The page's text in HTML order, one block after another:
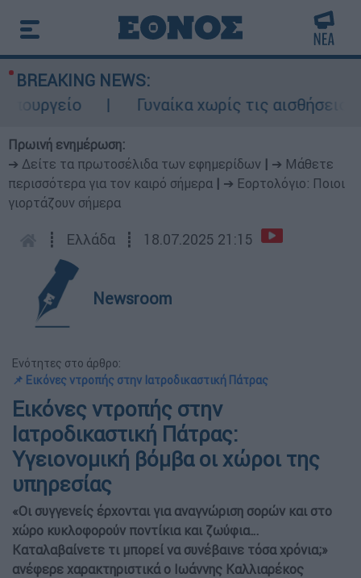
BREAKING NEWS:
Γυναίκα χωρίς τις αισθήσεις
Πρωινή ενημέρωση:
➔ Δείτε τα πρωτοσέλιδα των εφημερίδων
➔ Μάθετε
περισσότερα για τον καιρό σήμερα
➔ Εορτολόγιο: Ποιοι
γιορτάζουν σήμερα
┋ Ελλάδα ┋ 18.07.2025 21:15
Newsroom
Ενότητες στο άρθρο:
📌 Εικόνες ντροπής στην Ιατροδικαστική Πάτρας
Εικόνες ντροπής στην
Ιατροδικαστική Πάτρας:
Υγειονομική βόμβα οι χώροι της
υπηρεσίας
«Οι συγγενείς έρχονται για αναγνώριση σορών και στο
χώρο κυκλοφορούν ποντίκια και ζωύφια…
Καταλαβαίνετε τι μπορεί να συνέβαινε τόσα χρόνια;»
ανέφερε χαρακτηριστικά ο Ιωάννης Καλλιαρέκος